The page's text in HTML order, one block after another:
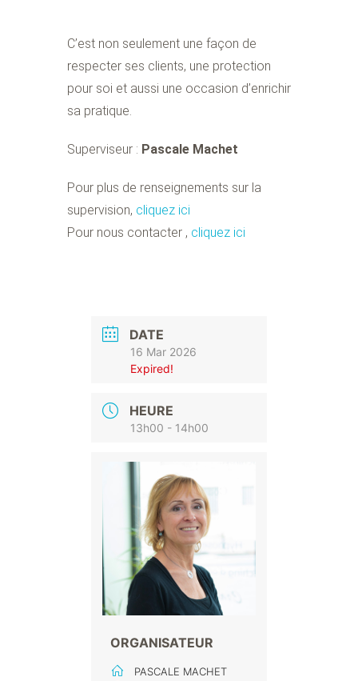
C’est non seulement une façon de
respecter ses clients, une protection
pour soi et aussi une occasion d’enrichir
sa pratique.
Superviseur : Pascale Machet
Pour plus de renseignements sur la
supervision, cliquez ici
Pour nous contacter , cliquez ici
DATE
16 Mar 2026
Expired!
HEURE
13h00 - 14h00
ORGANISATEUR
PASCALE MACHET